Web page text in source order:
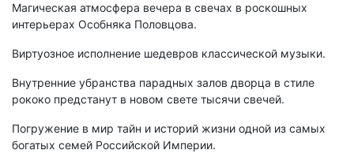
Магическая атмосфера вечера в свечах в роскошных
интерьерах Особняка Половцова.
Виртуозное исполнение шедевров классической музыки.
Внутренние убранства парадных залов дворца в стиле
рококо предстанут в новом свете тысячи свечей.
Погружение в мир тайн и историй жизни одной из самых
богатых семей Российской Империи.